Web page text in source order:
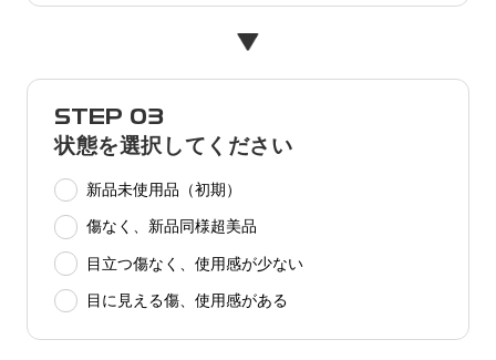
STEP 03
状態を選択してください
新品未使用品（初期）
傷なく、新品同様超美品
目立つ傷なく、使用感が少ない
目に見える傷、使用感がある